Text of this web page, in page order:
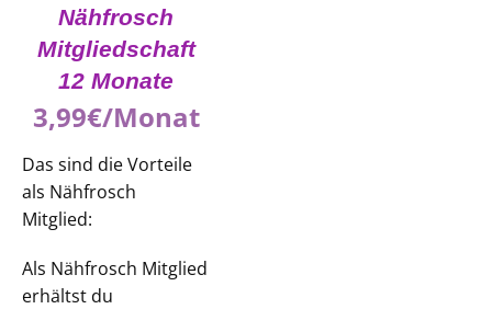
Nähfrosch
Mitgliedschaft
12 Monate
3,99€/Monat
Das sind die Vorteile
als Nähfrosch
Mitglied:
Als Nähfrosch Mitglied
erhältst du